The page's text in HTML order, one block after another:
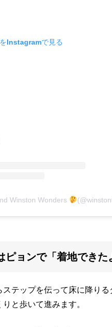
Instagramで見る
Winston Wonders
ピョンで「着地できた
ステップを伝って床に降り
と歩いて進みます。